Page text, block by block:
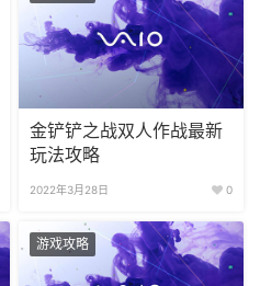
金铲铲之战双人作战最新
玩法攻略
2022年3月28日 0
游戏攻略